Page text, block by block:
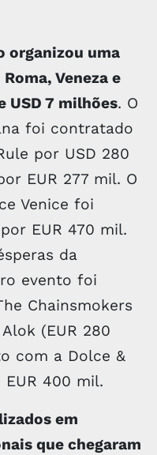
organizou uma
Veneza e
USD 7 milhões. O
foi contratado
por USD 280
EUR 277 mil. O
Venice foi
EUR 470 mil.
da
evento foi
Chainsmokers
(EUR 280
com a Dolce &
400 mil.
em
que chegaram